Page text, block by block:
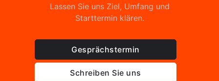
Lassen Sie uns Ziel, Umfang und
Starttermin klären.
Gesprächstermin
Schreiben Sie uns